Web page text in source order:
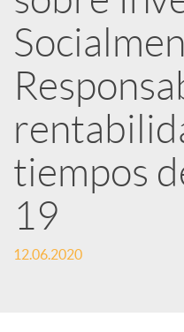
e
s
S
o
c
tiempos
19
12.06.2020